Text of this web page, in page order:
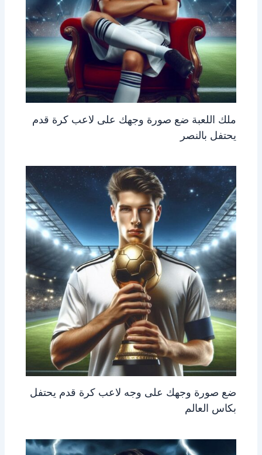
ملك اللعبة ضع صورة وجهك على لاعب كرة قدم
يحتفل بالنصر
ضع صورة وجهك على وجه لاعب كرة قدم يحتفل
بكاس العالم